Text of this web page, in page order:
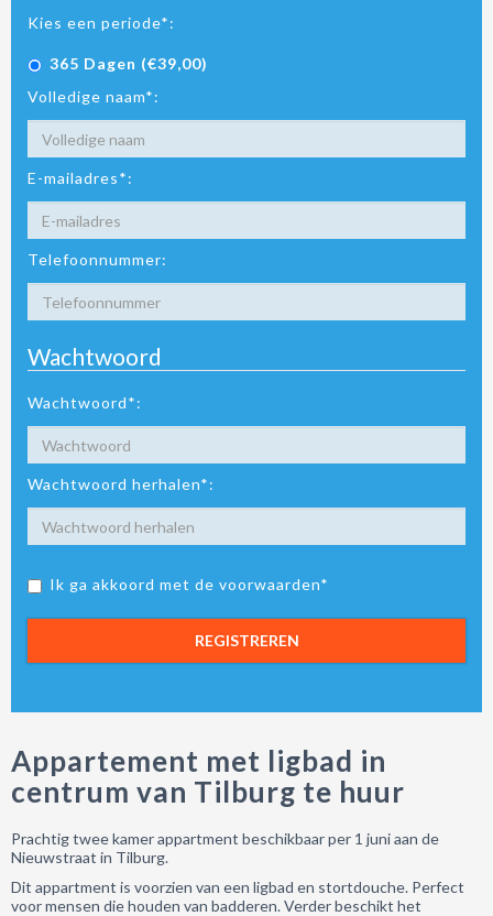
Kies een periode*:
365 Dagen (€39,00)
Volledige naam*:
E-mailadres*:
Telefoonnummer:
Wachtwoord
Wachtwoord*:
Wachtwoord herhalen*:
Ik ga akkoord met de voorwaarden*
REGISTREREN
Appartement met ligbad in
centrum van Tilburg te huur
Prachtig twee kamer appartment beschikbaar per 1 juni aan de
Nieuwstraat in Tilburg.
Dit appartment is voorzien van een ligbad en stortdouche. Perfect
voor mensen die houden van badderen. Verder beschikt het